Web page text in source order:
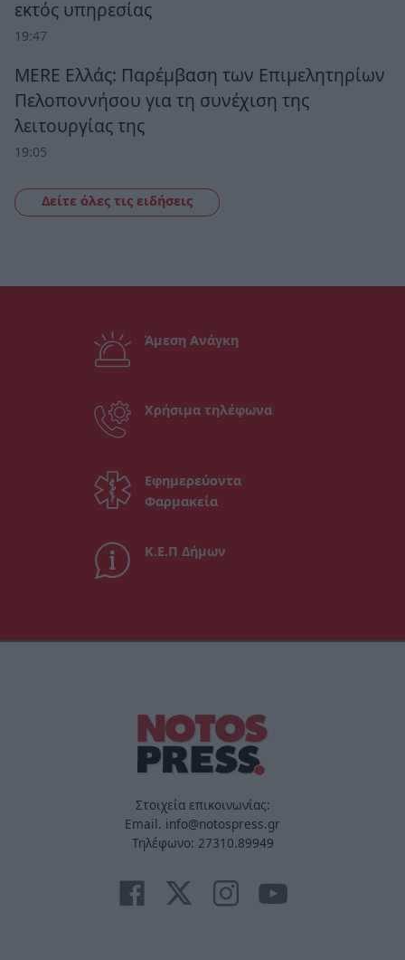
εκτός υπηρεσίας
19:47
MERE Ελλάς: Παρέμβαση των Επιμελητηρίων
Πελοποννήσου για τη συνέχιση της
λειτουργίας της
19:05
Δείτε όλες τις ειδήσεις
Άμεση Ανάγκη
Χρήσιμα τηλέφωνα
Εφημερεύοντα
Φαρμακεία
Κ.Ε.Π Δήμων
Στοιχεία επικοινωνίας:
Email. info@notospress.gr
Τηλέφωνο: 27310.89949